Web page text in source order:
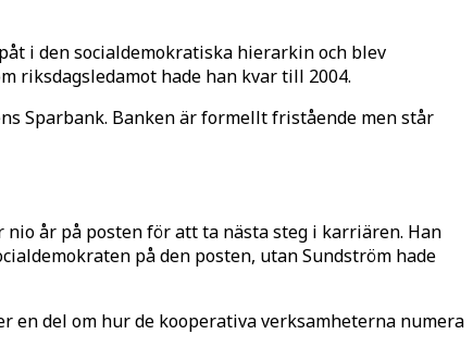
i den socialdemokratiska hierarkin och blev
riksdagsledamot hade han kvar till 2004.
Sparbank. Banken är formellt fristående men står
år på posten för att ta nästa steg i karriären. Han
på den posten, utan Sundström hade
en del om hur de kooperativa verksamheterna numera